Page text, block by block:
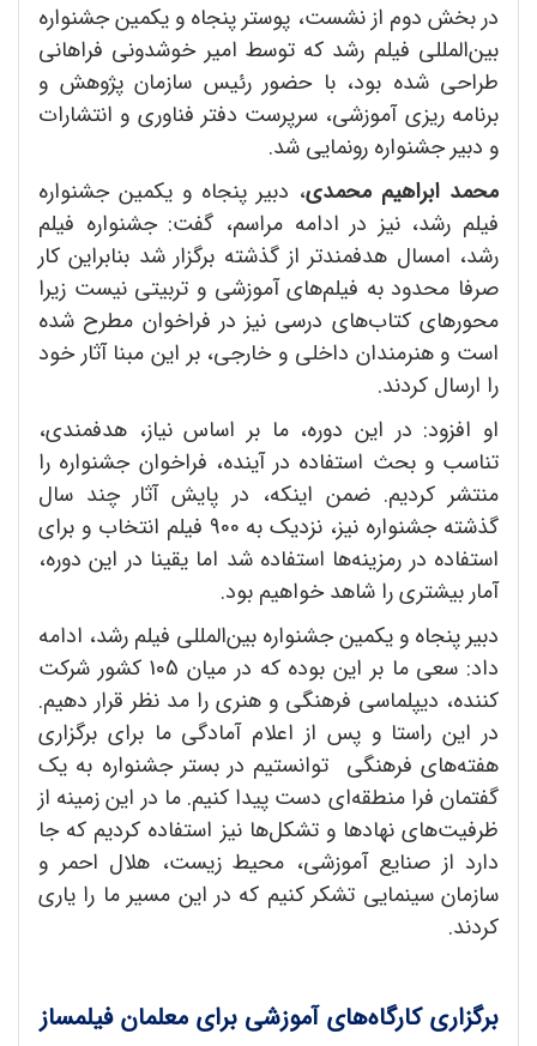
در بخش دوم از نشست، پوستر پنجاه و یکمین جشنواره
بین‌المللی فیلم رشد که توسط امیر خوشدونی فراهانی
طراحی شده بود، با حضور رئیس سازمان پژوهش و
برنامه ریزی آموزشی، سرپرست دفتر فناوری و انتشارات
و دبیر جشنواره رونمایی شد.
محمد ابراهیم محمدی، دبیر پنجاه و یکمین جشنواره
فیلم رشد، نیز در ادامه مراسم، گفت: جشنواره فیلم
رشد، امسال هدفمندتر از گذشته برگزار شد بنابراین کار
صرفا محدود به فیلم‌های آموزشی و تربیتی نیست زیرا
محورهای کتاب‌های درسی نیز در فراخوان مطرح شده
است و هنرمندان داخلی و خارجی، بر این مبنا آثار خود
را ارسال کردند.
او افزود: در این دوره، ما بر اساس نیاز، هدفمندی،
تناسب و بحث استفاده در آینده، فراخوان جشنواره را
منتشر کردیم. ضمن اینکه، در پایش آثار چند سال
گذشته جشنواره نیز، نزدیک به 900 فیلم انتخاب و برای
استفاده در رمزینه‌ها استفاده شد اما یقینا در این دوره،
آمار بیشتری را شاهد خواهیم بود.
دبیر پنجاه و یکمین جشنواره بین‌المللی فیلم رشد، ادامه
داد: سعی ما بر این بوده که در میان 105 کشور شرکت
کننده، دیپلماسی فرهنگی و هنری را مد نظر قرار دهیم.
در این راستا و پس از اعلام آمادگی ما برای برگزاری
هفته‌های فرهنگی توانستیم در بستر جشنواره به یک
گفتمان فرا منطقه‌ای دست پیدا کنیم. ما در این زمینه از
ظرفیت‌های نهادها و تشکل‌ها نیز استفاده کردیم که جا
دارد از صنایع آموزشی، محیط زیست، هلال احمر و
سازمان سینمایی تشکر کنیم که در این مسیر ما را یاری
کردند.
برگزاری کارگاه‌های آموزشی برای معلمان فیلمساز